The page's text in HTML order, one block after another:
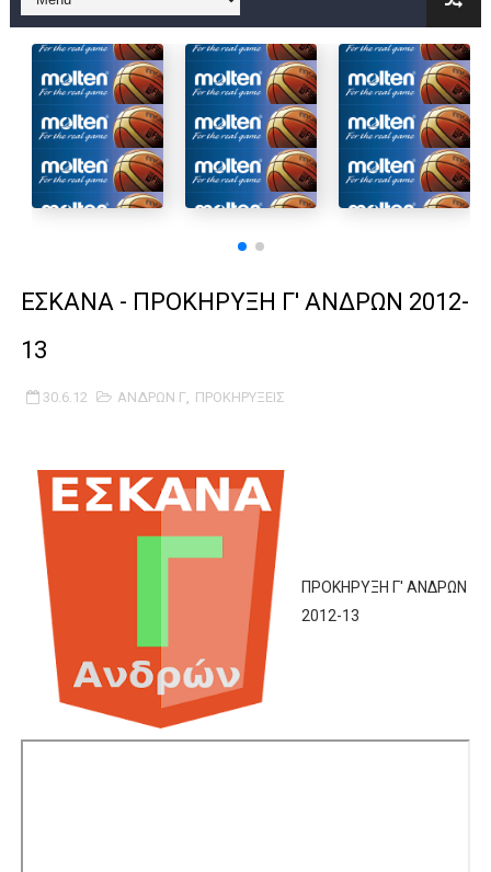
B ΕΦΗΒΩΝ F4 : Χάλκινο το Πέρα 71-56 την Δραπετσώνα στον
Στην National League 2 ο Μανδραϊκός 83-72 τον Εθνικό
Live streaming ΜΠΑΡΑΖ ΑΝΟΔΟΥ ΣΤΗΝ NL 2 : ΑΥΡΙΟ
Β΄ ΕΦΗΒΩΝ F4 : Εντυπωσιακός ο Ρέντης στον τελικό 104-77
TEΛΙΚΟΣ ΚΥΠΕΛΛΟΥ: Κυπελλούχος ο Μανδραϊκός σε ματς
ΧΡΟΝΙΑ ΠΟΛΛΑ ΣΤΟ ΕΛΛΗΝΙΚΟ ΜΠΑΣΚΕΤ : 39Η ΕΠΕΤΕΙΟΣ ΑΠΟ
Ο δρόμος για τον 29ο τελικό κυπέλλου ανδρών ΕΣΚΑΝΑ
U21: Τεράστια πρόκριση για τον Πανελευσινιακό στον
Γ΄ανδρών play offs : "Σκληρό" καρύδι η Φιλία Περάματος
Play off B εφήβων Β φάση Στο f4 ΑΕ Ρέντη, Πέρα , Ερμής
ΕΣΚΑΝΑ - ΠΡΟΚΗΡΥΞΗ Γ' ΑΝΔΡΩΝ 2012-
13
30.6.12 ΑΝΔΡΩΝ Γ, ΠΡΟΚΗΡΥΞΕΙΣ
ΠΡΟΚΗΡΥΞΗ Γ' ΑΝΔΡΩΝ
2012-13